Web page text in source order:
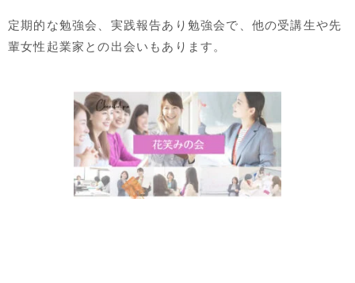
定期的な勉強会、実践報告あり勉強会で、他の受講生や先
輩女性起業家との出会いもあります。